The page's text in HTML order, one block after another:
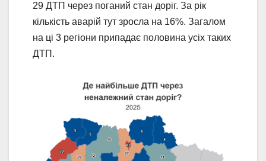
29 ДТП через поганий стан доріг. За рік
кількість аварій тут зросла на 16%. Загалом
на ці 3 регіони припадає половина усіх таких
ДТП.